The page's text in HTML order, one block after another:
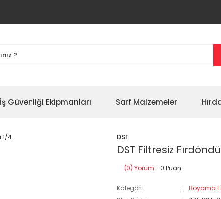
İş Güvenliği Ekipmanları Sarf Malzemeler
DST
DST Filtresiz
(0) Yorum - 0 Puan
Kategori
Boyama